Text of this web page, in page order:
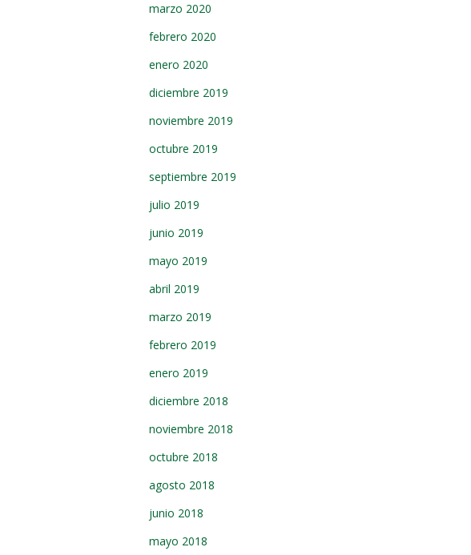
marzo 2020
febrero 2020
enero 2020
diciembre 2019
noviembre 2019
octubre 2019
septiembre 2019
julio 2019
junio 2019
mayo 2019
abril 2019
marzo 2019
febrero 2019
enero 2019
diciembre 2018
noviembre 2018
octubre 2018
agosto 2018
junio 2018
mayo 2018